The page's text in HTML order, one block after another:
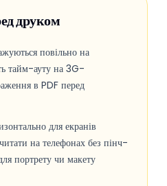
друком
повільно на
тайм-ауту на 3G-
в PDF перед
для екранів
на телефонах без пінч-
портрету чи макету